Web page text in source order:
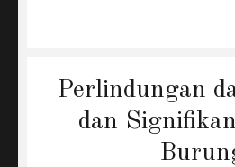
Perlindungan
dan